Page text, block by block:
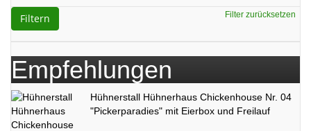
Filter zurücksetzen
Filtern
Empfehlungen
Hühnerstall Hühnerhaus Chickenhouse Nr. 04
"Pickerparadies" mit Eierbox und Freilauf